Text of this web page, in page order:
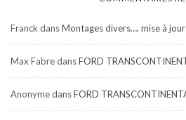
Franck dansMontages divers…. mise à
Max FabredansFORD
AnonymedansFORD